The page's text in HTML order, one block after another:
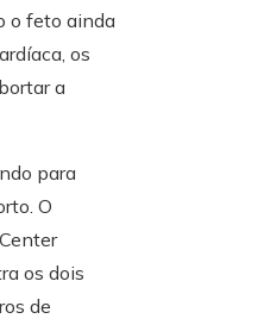
o feto ainda
os
a
para
O
os dois
de